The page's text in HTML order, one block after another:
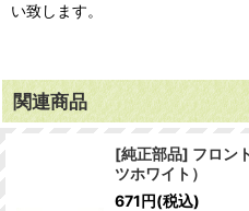
い致します。
関連商品
[純正部品] フロン
ツホワイト）
671円(税込)